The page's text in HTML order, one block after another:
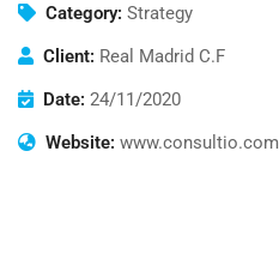
Category: Strategy
Client: Real Madrid C.F
Date: 24/11/2020
Website: www.consultio.com